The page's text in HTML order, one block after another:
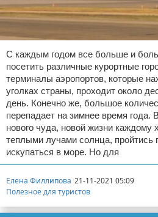
С каждым годом все больше и
посетить различные курортные
терминалы аэропортов, которые
уголках страны, проходит около
день. Конечно же, большое
перепадает на зимнее время года.
нового чуда, новой жизни каждому
теплыми лучами солнца, пройтись
искупаться в море. Но для
Елена Филлипова 21-11-2021 05:09
Полезное для туристов